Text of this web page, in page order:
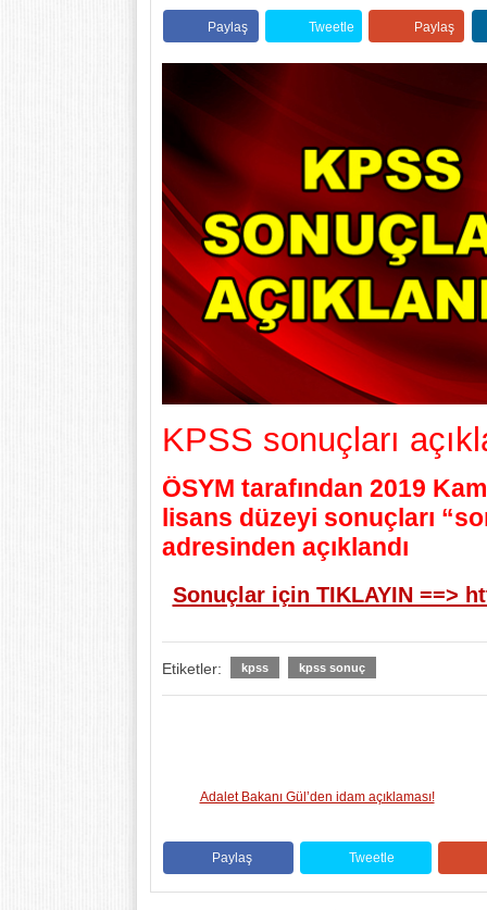
Paylaş Tweetle Paylaş
KPSS sonuçları
ÖSYM tarafından 2019
lisans düzeyi sonuçları
adresinden açıklandı
Sonuçlar için TIKLAYIN ==>
Etiketler: kpss kpss sonuç
Adalet Bakanı Gül’den idam açıklaması!
Paylaş Tweetle